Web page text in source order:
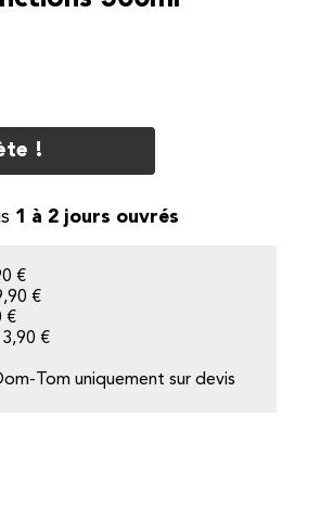
!
1 à 2 jours ouvrés
€
€
€
€
Tom uniquement sur devis